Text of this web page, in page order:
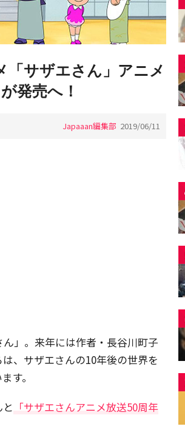
「サザエさん」アニメ
発売へ！
Japaaan編集部 2019/06/11
」。来年には作者・長谷川町子
、サザエさんの10年後の世界を
す。
「サザエさんアニメ放送50周年